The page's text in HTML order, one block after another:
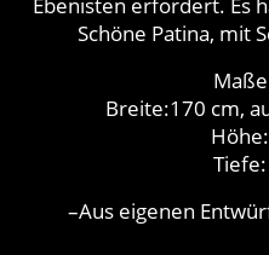
Schöne Patina, mit
Breite:170 cm,
–Aus eigenen